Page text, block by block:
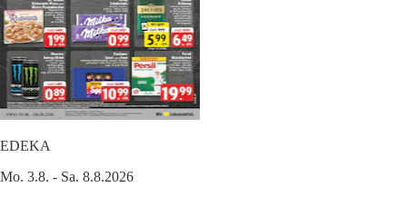
EDEKA
Mo. 3.8. - Sa. 8.8.2026